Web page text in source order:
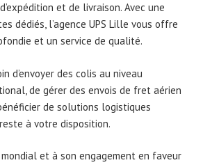
et de livraison. Avec une
dédiés, l’agence UPS Lille vous offre
et un service de qualité.
d’envoyer des colis au niveau
de gérer des envois de fret aérien
de solutions logistiques
à votre disposition.
et à son engagement en faveur